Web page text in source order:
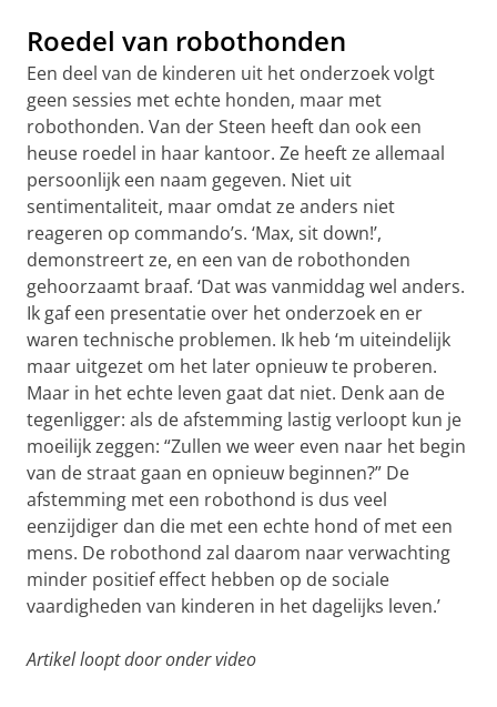
Roedel van robothonden
Een deel van de kinderen uit het onderzoek volgt
geen sessies met echte honden, maar met
robothonden. Van der Steen heeft dan ook een
heuse roedel in haar kantoor. Ze heeft ze allemaal
persoonlijk een naam gegeven. Niet uit
sentimentaliteit, maar omdat ze anders niet
reageren op commando’s. ‘Max, sit down!’,
demonstreert ze, en een van de robothonden
gehoorzaamt braaf. ‘Dat was vanmiddag wel anders.
Ik gaf een presentatie over het onderzoek en er
waren technische problemen. Ik heb ‘m uiteindelijk
maar uitgezet om het later opnieuw te proberen.
Maar in het echte leven gaat dat niet. Denk aan de
tegenligger: als de afstemming lastig verloopt kun je
moeilijk zeggen: “Zullen we weer even naar het begin
van de straat gaan en opnieuw beginnen?” De
afstemming met een robothond is dus veel
eenzijdiger dan die met een echte hond of met een
mens. De robothond zal daarom naar verwachting
minder positief effect hebben op de sociale
vaardigheden van kinderen in het dagelijks leven.’
Artikel loopt door onder video